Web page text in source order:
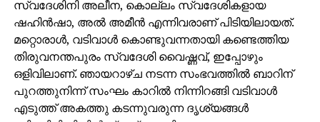
സ്വദേശിനി അലീന, കൊല്ലം സ്വദേശികളായ
ഷഹിന്‍ഷാ, അല്‍ അമീന്‍ എന്നിവരാണ് പിടിയിലായത്.
മറ്റൊരാള്‍, വടിവാള്‍ കൊണ്ടുവന്നതായി കണ്ടെത്തിയ
തിരുവനന്തപുരം സ്വദേശി വൈഷ്ണവ്, ഇപ്പോഴും
ഒളിവിലാണ്. ഞായറാഴ്ച നടന്ന സംഭവത്തില്‍ ബാറിന്
പുറത്തുനിന്ന് സംഘം കാറില്‍ നിന്നിറങ്ങി വടിവാള്‍
എടുത്ത് അകത്തു കടന്നുവരുന്ന ദൃശ്യങ്ങള്‍